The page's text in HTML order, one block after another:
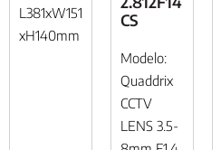
L381xW151
xH140mm
CS
Modelo:
Quaddrix
CCTV
LENS 3.5-